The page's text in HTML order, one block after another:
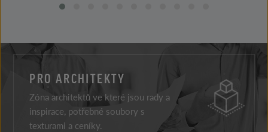
PRO ARCHITEKTY
Zóna architektů ve které jsou rady a
inspirace, potřebné soubory s
texturami a ceníky.